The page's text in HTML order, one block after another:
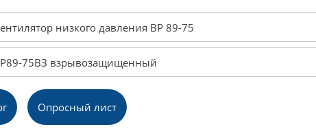
низкого давления ВР 89-75
75ВЗ взрывозащищенный
Опросный лист